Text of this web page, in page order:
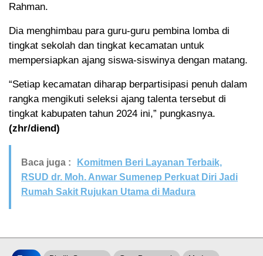
Rahman.
Dia menghimbau para guru-guru pembina lomba di
tingkat sekolah dan tingkat kecamatan untuk
mempersiapkan ajang siswa-siswinya dengan matang.
“Setiap kecamatan diharap berpartisipasi penuh dalam
rangka mengikuti seleksi ajang talenta tersebut di
tingkat kabupaten tahun 2024 ini,” pungkasnya.
(zhr/diend)
Baca juga :
Komitmen Beri Layanan Terbaik,
RSUD dr. Moh. Anwar Sumenep Perkuat Diri Jadi
Rumah Sakit Rujukan Utama di Madura